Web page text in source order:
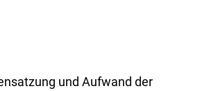
und Aufwand der